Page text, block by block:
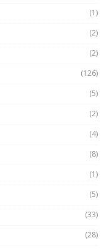
(1)
(2)
(2)
(126)
(5)
(2)
(4)
(8)
(1)
(5)
(33)
(28)